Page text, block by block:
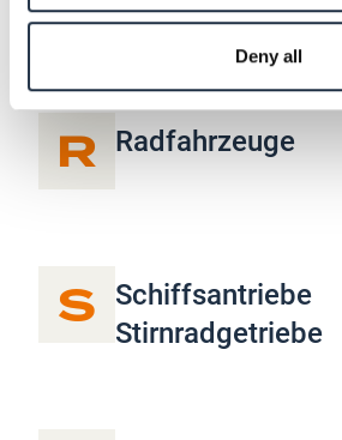
Deny all
Prüfsysteme
R Radfahrzeuge
S
Schiffsantriebe
Stirnradgetriebe